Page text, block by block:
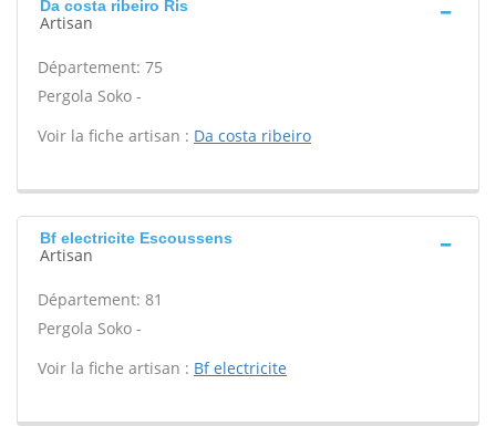
Da costa ribeiro Ris
Artisan
Département: 75
Pergola Soko -
Voir la fiche artisan : Da costa ribeiro
Bf electricite Escoussens
Artisan
Département: 81
Pergola Soko -
Voir la fiche artisan : Bf electricite